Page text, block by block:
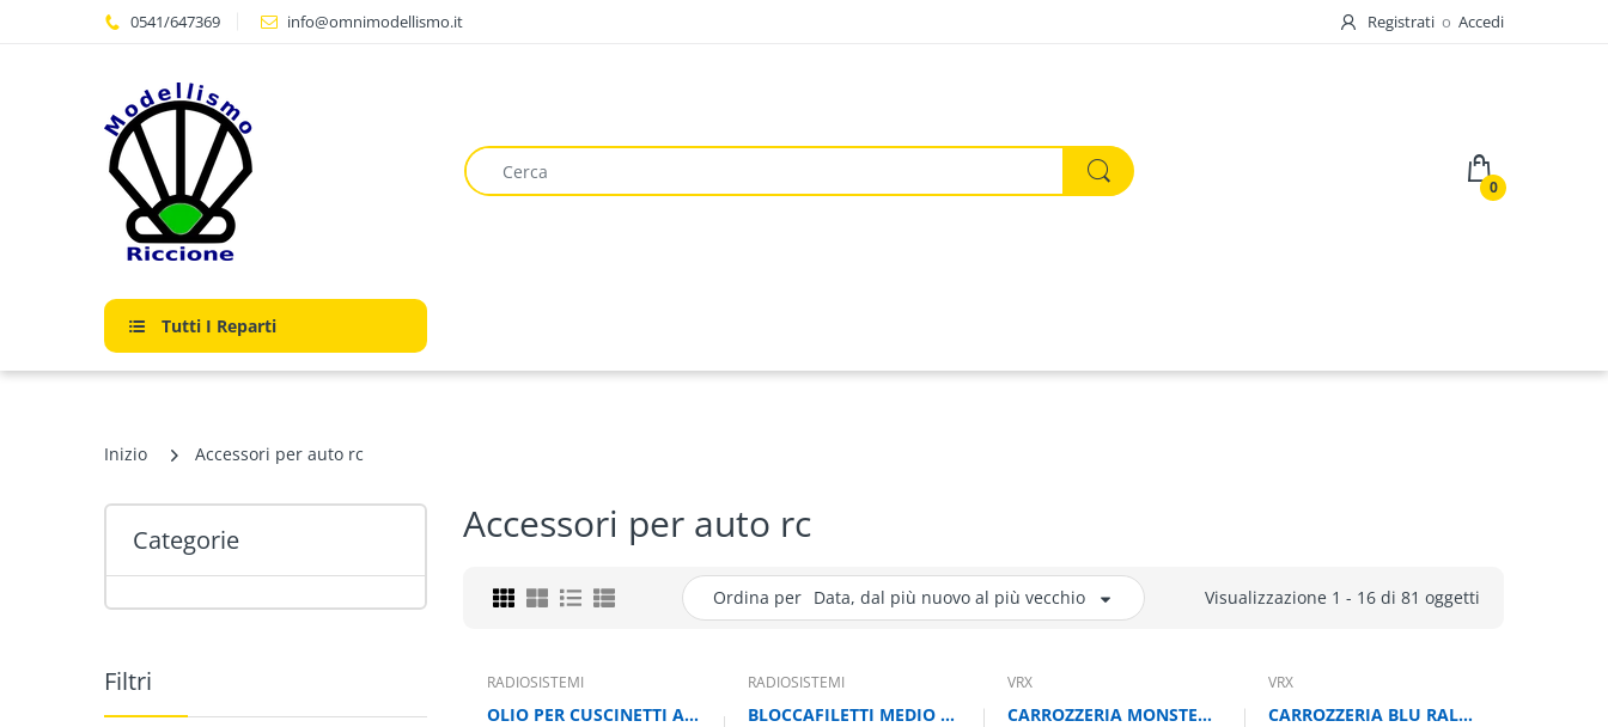
0541/647369 info@omnimodellismo.it Registrati o Accedi
0
Tutti I Reparti
Inizio Accessori per auto rc
Categorie
Filtri
Accessori per auto rc
Ordina per Data, dal più nuovo al più vecchio Visualizzazione 1 - 16 di 81 oggetti
RADIOSISTEMI
OLIO PER CUSCINETTI AD ALTA VELOCITA' 10 ml
RADIOSISTEMI
BLOCCAFILETTI MEDIO 10 ml
VRX
CARROZZERIA MONSTER VERNICIATA 1/10
VRX
CARROZZERIA BLU RALLY CON DECALS 1/10